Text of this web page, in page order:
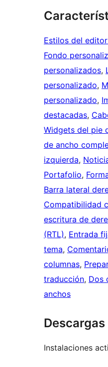
Estilos del
Fondo
personalizados,
personalizado,
personalizado,
destacadas,
Widgets del pie
de ancho
izquierda,
Portafolio,
Barra lateral
Compatibilidad
escritura de
(RTL), Entrada
tema,
columnas,
traducción, Dos
anchos
Instalaciones